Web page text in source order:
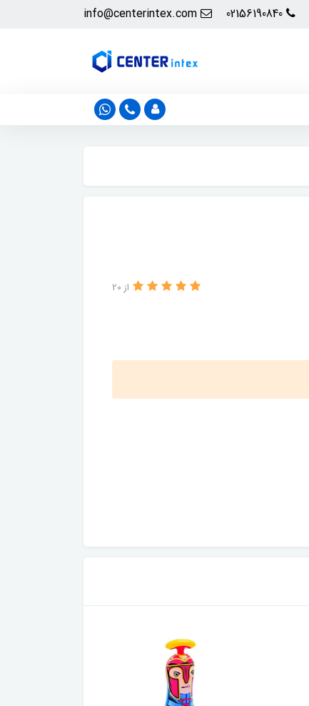
02156190840
info@centerintex.com
از 20